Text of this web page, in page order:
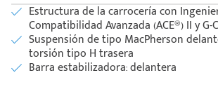
Estructura de la carrocería con
Compatibilidad Avanzada (ACE®) II y G-
Suspensión de tipo MacPherson
torsión tipo H trasera
Barra estabilizadora: delantera